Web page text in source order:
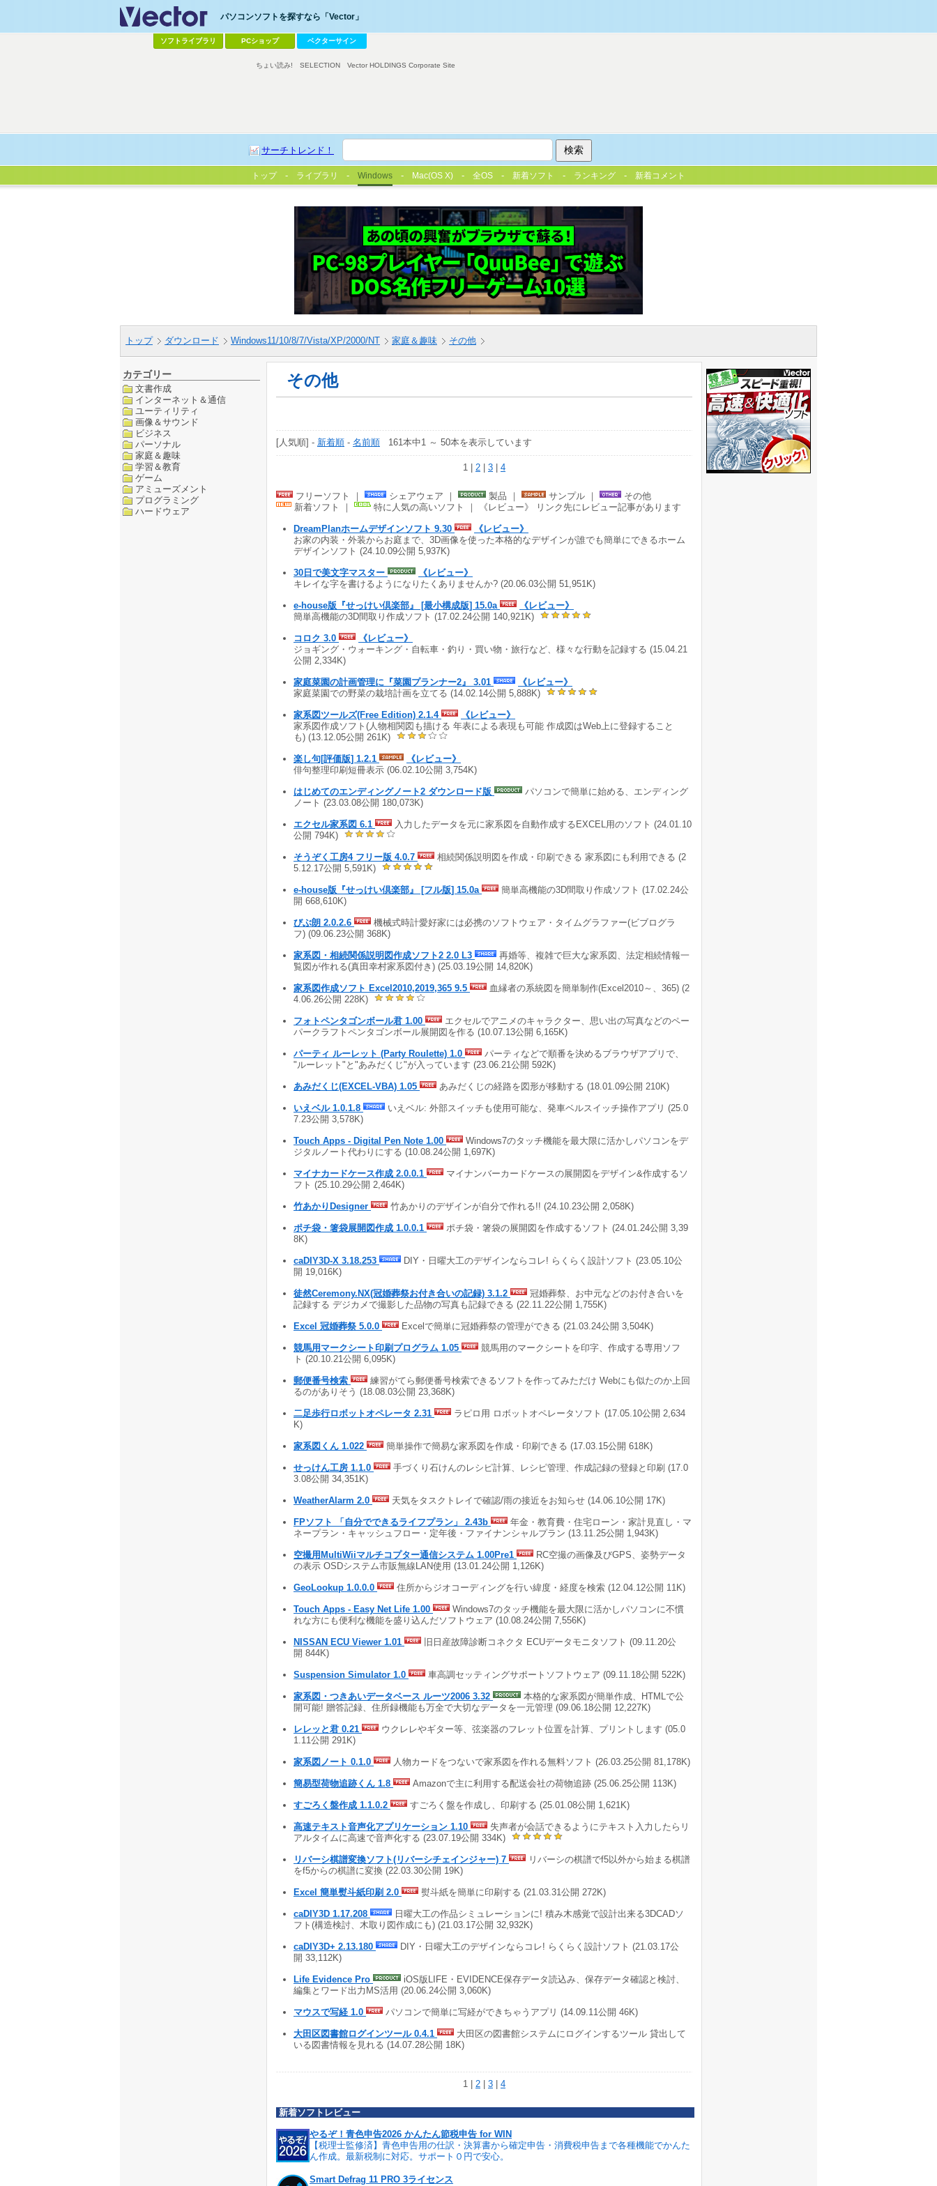
パソコンソフトを探すなら「Vector」
ソフトライブラリ PCショップ ベクターサイン
サーチトレンド！
ちょい読み! SELECTION Vector HOLDINGS Corporate Site
トップ ライブラリ Windows Mac(OS X) 全OS 新着ソフト ランキング 新着コメント
トップ ダウンロード Windows11/10/8/7/Vista/XP/2000/NT 家庭＆趣味 その他
カテゴリー
文書作成
インターネット＆通信
ユーティリティ
画像＆サウンド
ビジネス
パーソナル
家庭＆趣味
学習＆教育
ゲーム
アミューズメント
プログラミング
ハードウェア
その他
[人気順] - 新着順 - 名前順 161本中1 ～ 50本を表示しています
1 | 2 | 3 | 4
フリーソフト ｜ シェアウェア ｜ 製品 ｜ サンプル ｜
その他
新着ソフト ｜
特に人気の高いソフト ｜ 《レビュー》 リンク先にレビュー記事があります
DreamPlanホームデザインソフト 9.30
《レビュー》
お家の内装・外装からお庭まで、3D画像を使った本格的なデザインが誰でも簡単にできるホーム
デザインソフト (24.10.09公開 5,937K)
30日で美文字マスター
《レビュー》
キレイな字を書けるようになりたくありませんか? (20.06.03公開 51,951K)
e-house版『せっけい倶楽部』 [最小構成版] 15.0a
《レビュー》
簡単高機能の3D間取り作成ソフト (17.02.24公開 140,921K)
コロク 3.0
《レビュー》
ジョギング・ウォーキング・自転車・釣り・買い物・旅行など、様々な行動を記録する (15.04.21
公開 2,334K)
家庭菜園の計画管理に『菜園プランナー2』 3.01
《レビュー》
家庭菜園での野菜の栽培計画を立てる (14.02.14公開 5,888K)
家系図ツールズ(Free Edition) 2.1.4
《レビュー》
家系図作成ソフト(人物相関図も描ける 年表による表現も可能 作成図はWeb上に登録すること
も) (13.12.05公開 261K)
楽し句[評価版] 1.2.1
《レビュー》
俳句整理印刷短冊表示 (06.02.10公開 3,754K)
はじめてのエンディングノート2 ダウンロード版
パソコンで簡単に始める、エンディング
ノート (23.03.08公開 180,073K)
エクセル家系図 6.1
入力したデータを元に家系図を自動作成するEXCEL用のソフト (24.01.10
公開 794K)
そうぞく工房4 フリー版 4.0.7
相続関係説明図を作成・印刷できる 家系図にも利用できる (2
5.12.17公開 5,591K)
e-house版『せっけい倶楽部』 [フル版] 15.0a
簡単高機能の3D間取り作成ソフト (17.02.24公
開 668,610K)
びぶ朗 2.0.2.6
機械式時計愛好家には必携のソフトウェア・タイムグラファー(ビブログラ
フ) (09.06.23公開 368K)
家系図・相続関係説明図作成ソフト2 2.0 L3
再婚等、複雑で巨大な家系図、法定相続情報一
覧図が作れる(真田幸村家系図付き) (25.03.19公開 14,820K)
家系図作成ソフト Excel2010,2019,365 9.5
血縁者の系統図を簡単制作(Excel2010～、365) (2
4.06.26公開 228K)
フォトペンタゴンボール君 1.00
エクセルでアニメのキャラクター、思い出の写真などのペー
パークラフトペンタゴンボール展開図を作る (10.07.13公開 6,165K)
パーティ ルーレット (Party Roulette) 1.0
パーティなどで順番を決めるブラウザアプリで、
"ルーレット"と"あみだくじ"が入っています (23.06.21公開 592K)
あみだくじ(EXCEL-VBA) 1.05 あみだくじの経路を図形が移動する (18.01.09公開 210K)
いえベル 1.0.1.8
いえベル: 外部スイッチも使用可能な、発車ベルスイッチ操作アプリ (25.0
7.23公開 3,578K)
Touch Apps - Digital Pen Note 1.00
Windows7のタッチ機能を最大限に活かしパソコンをデ
ジタルノート代わりにする (10.08.24公開 1,697K)
マイナカードケース作成 2.0.0.1
マイナンバーカードケースの展開図をデザイン&作成するソ
フト (25.10.29公開 2,464K)
竹あかりDesigner 竹あかりのデザインが自分で作れる!! (24.10.23公開 2,058K)
ポチ袋・箸袋展開図作成 1.0.0.1
ポチ袋・箸袋の展開図を作成するソフト (24.01.24公開 3,39
8K)
caDIY3D-X 3.18.253
DIY・日曜大工のデザインならコレ! らくらく設計ソフト (23.05.10公
開 19,016K)
徒然Ceremony.NX(冠婚葬祭お付き合いの記録) 3.1.2
冠婚葬祭、お中元などのお付き合いを
記録する デジカメで撮影した品物の写真も記録できる (22.11.22公開 1,755K)
Excel 冠婚葬祭 5.0.0 Excelで簡単に冠婚葬祭の管理ができる (21.03.24公開 3,504K)
競馬用マークシート印刷プログラム 1.05
競馬用のマークシートを印字、作成する専用ソフ
ト (20.10.21公開 6,095K)
郵便番号検索
練習がてら郵便番号検索できるソフトを作ってみただけ Webにも似たのか上回
るのがありそう (18.08.03公開 23,368K)
二足歩行ロボットオペレータ 2.31
ラピロ用 ロボットオペレータソフト (17.05.10公開 2,634
K)
家系図くん 1.022 簡単操作で簡易な家系図を作成・印刷できる (17.03.15公開 618K)
せっけん工房 1.1.0
手づくり石けんのレシピ計算、レシピ管理、作成記録の登録と印刷 (17.0
3.08公開 34,351K)
WeatherAlarm 2.0 天気をタスクトレイで確認/雨の接近をお知らせ (14.06.10公開 17K)
FPソフト 「自分でできるライフプラン」 2.43b
年金・教育費・住宅ローン・家計見直し・マ
ネープラン・キャッシュフロー・定年後・ファイナンシャルプラン (13.11.25公開 1,943K)
空撮用MultiWiiマルチコプター通信システム 1.00Pre1
RC空撮の画像及びGPS、姿勢データ
の表示 OSDシステム市販無線LAN使用 (13.01.24公開 1,126K)
GeoLookup 1.0.0.0 住所からジオコーディングを行い緯度・経度を検索 (12.04.12公開 11K)
Touch Apps - Easy Net Life 1.00
Windows7のタッチ機能を最大限に活かしパソコンに不慣
れな方にも便利な機能を盛り込んだソフトウェア (10.08.24公開 7,556K)
NISSAN ECU Viewer 1.01
旧日産故障診断コネクタ ECUデータモニタソフト (09.11.20公
開 844K)
Suspension Simulator 1.0 車高調セッティングサポートソフトウェア (09.11.18公開 522K)
家系図・つきあいデータベース ルーツ2006 3.32
本格的な家系図が簡単作成、HTMLで公
開可能! 贈答記録、住所録機能も万全で大切なデータを一元管理 (09.06.18公開 12,227K)
レレッと君 0.21
ウクレレやギター等、弦楽器のフレット位置を計算、プリントします (05.0
1.11公開 291K)
家系図ノート 0.1.0 人物カードをつないで家系図を作れる無料ソフト (26.03.25公開 81,178K)
簡易型荷物追跡くん 1.8 Amazonで主に利用する配送会社の荷物追跡 (25.06.25公開 113K)
すごろく盤作成 1.1.0.2 すごろく盤を作成し、印刷する (25.01.08公開 1,621K)
高速テキスト音声化アプリケーション 1.10
失声者が会話できるようにテキスト入力したらリ
アルタイムに高速で音声化する (23.07.19公開 334K)
リバーシ棋譜変換ソフト(リバーシチェインジャー) 7
リバーシの棋譜でf5以外から始まる棋譜
をf5からの棋譜に変換 (22.03.30公開 19K)
Excel 簡単熨斗紙印刷 2.0 熨斗紙を簡単に印刷する (21.03.31公開 272K)
caDIY3D 1.17.208
日曜大工の作品シミュレーションに! 積み木感覚で設計出来る3DCADソ
フト(構造検討、木取り図作成にも) (21.03.17公開 32,932K)
caDIY3D+ 2.13.180
DIY・日曜大工のデザインならコレ! らくらく設計ソフト (21.03.17公
開 33,112K)
Life Evidence Pro
iOS版LIFE・EVIDENCE保存データ読込み、保存データ確認と検討、
編集とワード出力MS活用 (20.06.24公開 3,060K)
マウスで写経 1.0 パソコンで簡単に写経ができちゃうアプリ (14.09.11公開 46K)
大田区図書館ログインツール 0.4.1
大田区の図書館システムにログインするツール 貸出して
いる図書情報を見れる (14.07.28公開 18K)
1 | 2 | 3 | 4
新着ソフトレビュー
やるぞ！青色申告2026 かんたん節税申告 for WIN
【税理士監修済】青色申告用の仕訳・決算書から確定申告・消費税申告まで各種機能でかんた
ん作成。最新税制に対応。サポート０円で安心。
Smart Defrag 11 PRO 3ライセンス